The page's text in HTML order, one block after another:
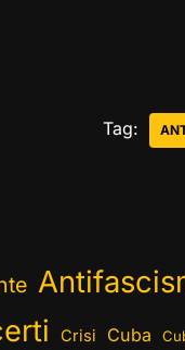
Tag:
Crisi Cuba